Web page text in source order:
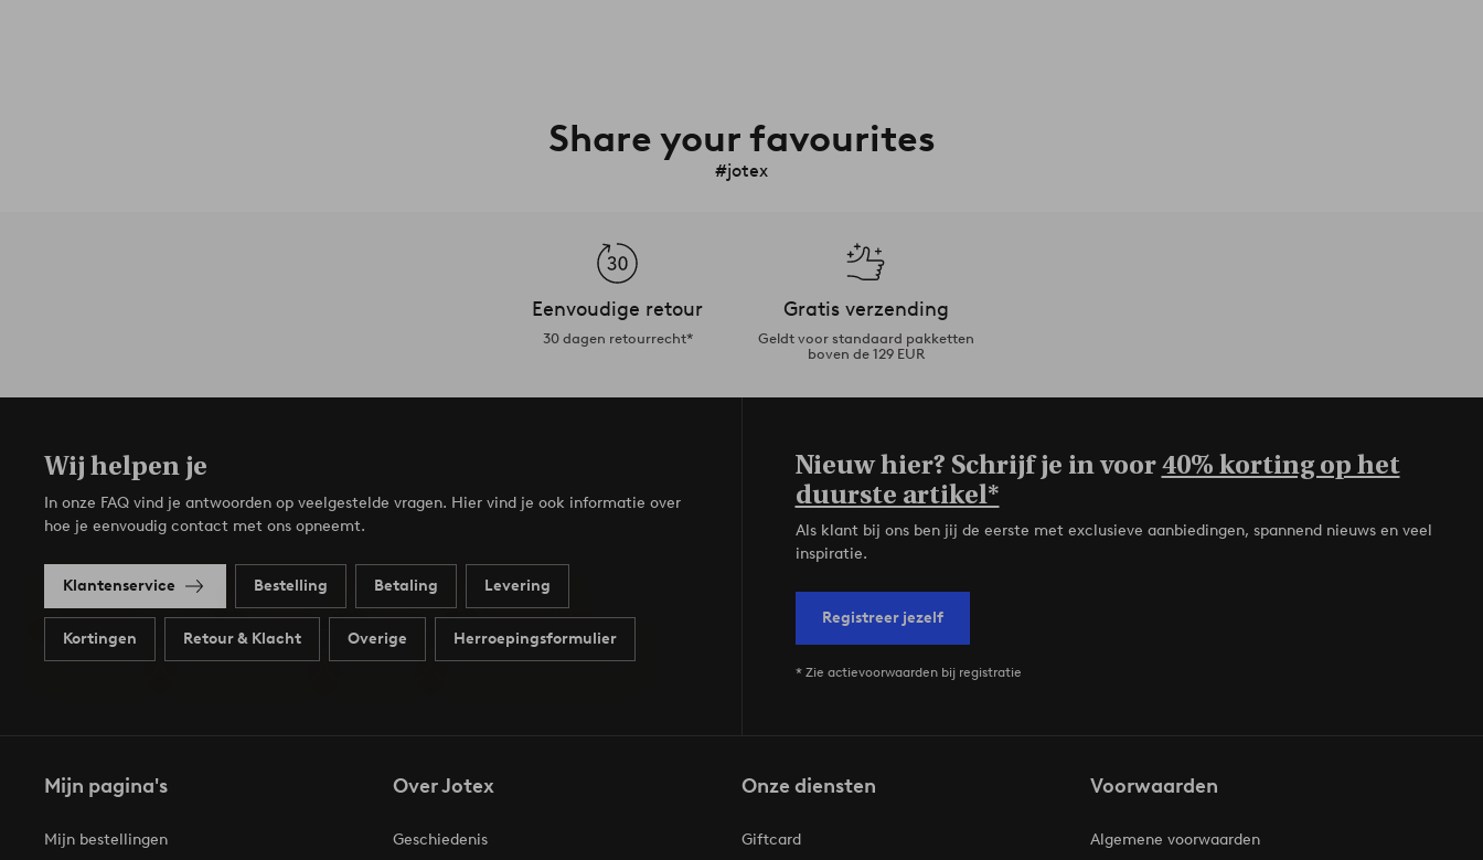
Share your favourites
#jotex
Eenvoudige retour
30 dagen retourrecht*
Gratis verzending
Geldt voor standaard pakketten
boven de 129 EUR
Wij helpen je
In onze FAQ vind je antwoorden op veelgestelde vragen. Hier vind je ook informatie over
hoe je eenvoudig contact met ons opneemt.
Klantenservice Bestelling Betaling Levering
Kortingen Retour & Klacht Overige Herroepingsformulier
Nieuw hier? Schrijf je in voor40% korting op het
duurste artikel*
Als klant bij ons ben jij de eerste met exclusieve aanbiedingen, spannend nieuws en veel
inspiratie.
Registreer jezelf
* Zie actievoorwaarden bij registratie
Mijn pagina's
Mijn bestellingen
Over Jotex
Geschiedenis
Onze diensten
Giftcard
Voorwaarden
Algemene voorwaarden